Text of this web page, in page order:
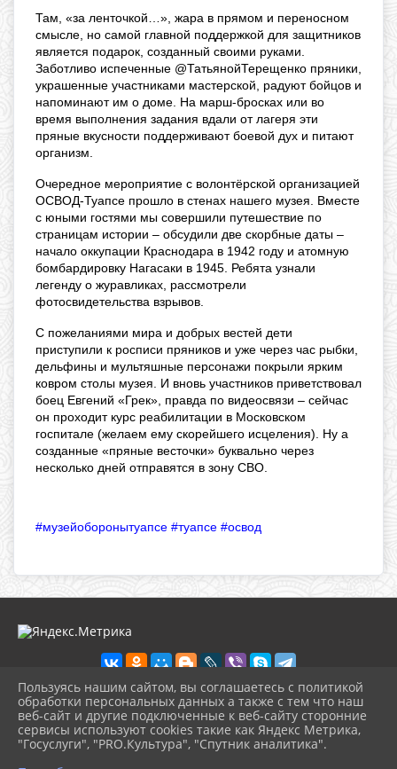
Там, «за ленточкой…», жара в прямом и переносном
смысле, но самой главной поддержкой для защитников
является подарок, созданный своими руками.
Заботливо испеченные @ТатьянойТерещенко пряники,
украшенные участниками мастерской, радуют бойцов и
напоминают им о доме. На марш-бросках или во
время выполнения задания вдали от лагеря эти
пряные вкусности поддерживают боевой дух и питают
организм.
Очередное мероприятие с волонтёрской организацией
ОСВОД-Туапсе прошло в стенах нашего музея. Вместе
с юными гостями мы совершили путешествие по
страницам истории – обсудили две скорбные даты –
начало оккупации Краснодара в 1942 году и атомную
бомбардировку Нагасаки в 1945. Ребята узнали
легенду о журавликах, рассмотрели
фотосвидетельства взрывов.
С пожеланиями мира и добрых вестей дети
приступили к росписи пряников и уже через час рыбки,
дельфины и мультяшные персонажи покрыли ярким
ковром столы музея. И вновь участников приветствовал
боец Евгений «Грек», правда по видеосвязи – сейчас
он проходит курс реабилитации в Московском
госпитале (желаем ему скорейшего исцеления). Ну а
созданные «пряные весточки» буквально через
несколько дней отправятся в зону СВО.
#музейоборонытуапсе #туапсе #освод
2026 г. ikmot.kulturatuapse.ru
Вход
Карта сайта
Политика обработки персональных данных
Пользуясь нашим сайтом, вы соглашаетесь с политикой
обработки персональных данных а также с тем что наш
веб-сайт и другие подключенные к веб-сайту сторонние
сервисы используют cookies такие как Яндекс Метрика,
"Госуслуги", "PRO.Культура", "Спутник аналитика".